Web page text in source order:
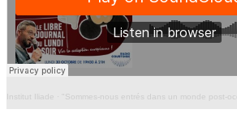
Institut Iliade "Sommes-nous entrés dans un monde post-occidental ?" -